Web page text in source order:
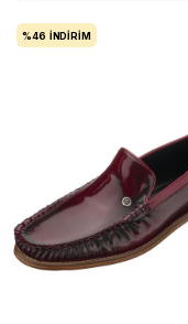
%46 İNDIRIM